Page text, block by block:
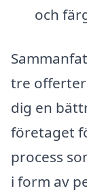
och
tre
dig en
företaget
process
i form av